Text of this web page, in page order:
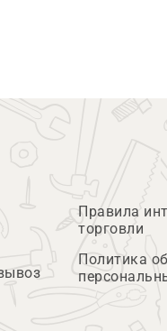
Правила
торговли
Политика